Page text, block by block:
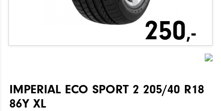
250,-
IMPERIAL ECO SPORT 2 205/40 R18
86Y XL